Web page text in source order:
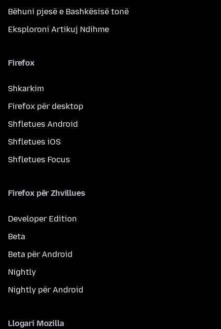
Bëhuni pjesë e Bashkësisë tonë
Eksploroni Artikuj Ndihme
Firefox
Shkarkim
Firefox për desktop
Shfletues Android
Shfletues iOS
Shfletues Focus
Firefox për Zhvillues
Developer Edition
Beta
Beta për Android
Nightly
Nightly për Android
Llogari Mozilla